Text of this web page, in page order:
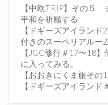
力
し
て
く
だ
さ
い
【中欧TRIP】その５
平和を祈願する
【ドギーズアイラン
付きのスーペリアルー
【JGC修行＃17〜18
に入ってみる。
【おおきにくま旅そ
【ドギーズアイラン